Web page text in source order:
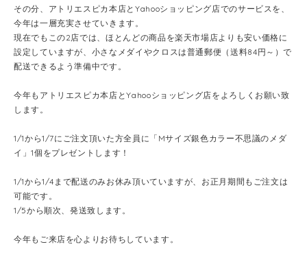
その分、アトリエスピカ本店とYahooショッピング店でのサービスを、
今年は一層充実させていきます。
現在でもこの2店では、ほとんどの商品を楽天市場店よりも安い価格に
設定していますが、小さなメダイやクロスは普通郵便（送料84円～）で
配送できるよう準備中です。
今年もアトリエスピカ本店とYahooショッピング店をよろしくお願い致
します。
1/1から1/7にご注文頂いた方全員に「Mサイズ銀色カラー不思議のメダ
イ」1個をプレゼントします！
1/1から1/4まで配送のみお休み頂いていますが、お正月期間もご注文は
可能です。
1/5から順次、発送致します。
今年もご来店を心よりお待ちしています。